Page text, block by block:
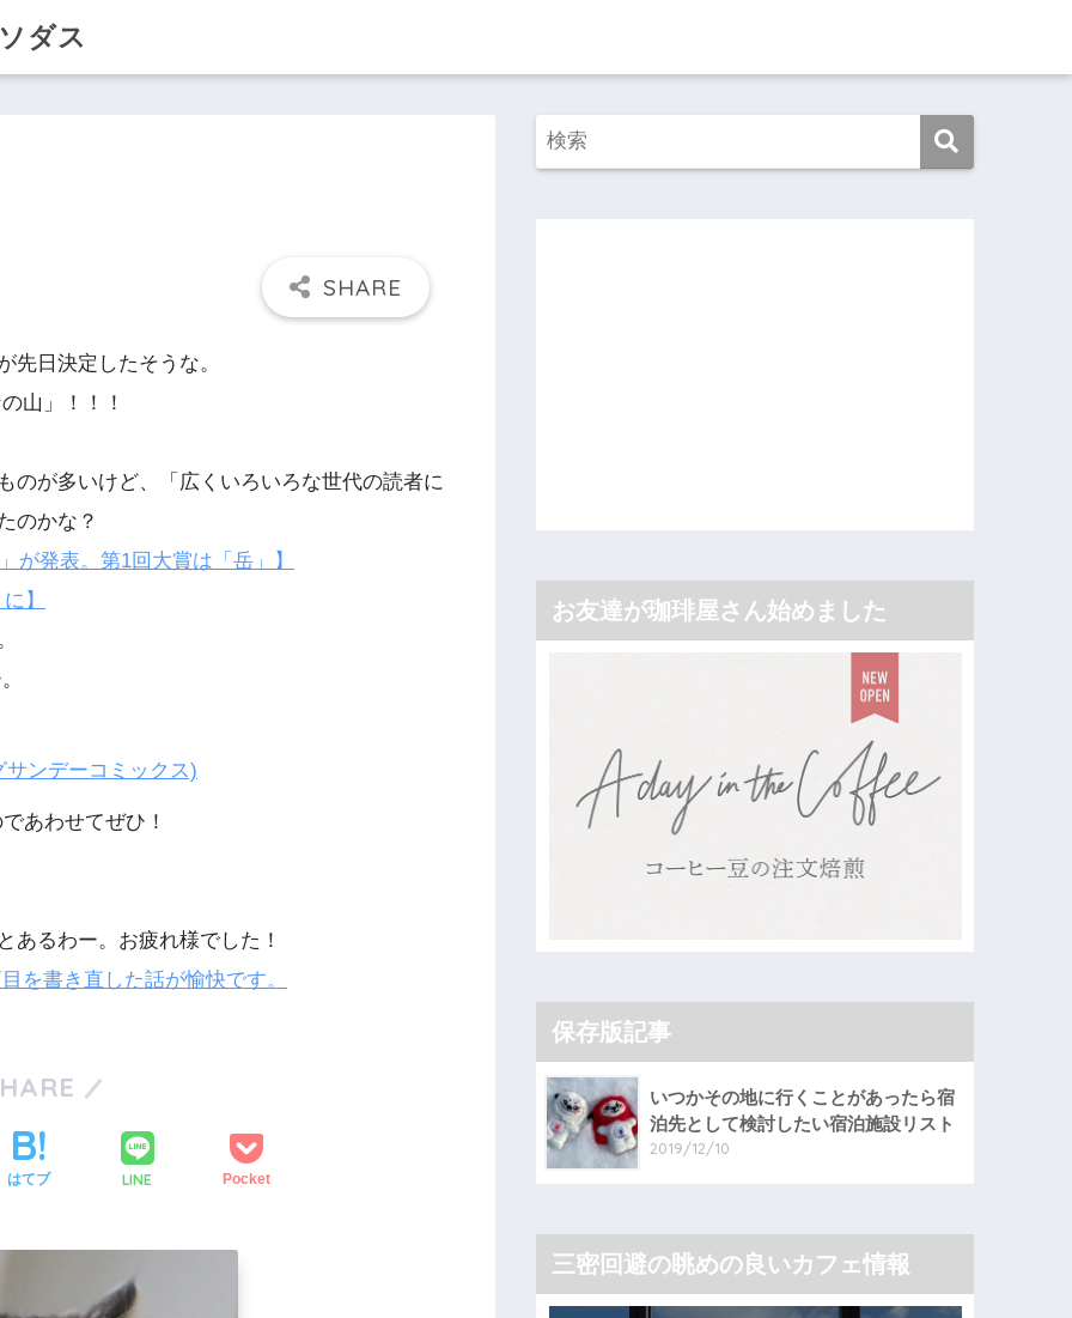
ダス
先日決定したそうな。
山」！！！
のが多いけど、「広くいろいろな世代の読者に
のかな？
が発表。第1回大賞は「岳」】
】
あわせてぜひ！
あるわー。お疲れ様でした！
を書き直した話が愉快です。
はてブ LINE Pocket
お友達が珈琲屋さん始めました
保存版記事
いつかその地に行くことがあったら宿
泊先として検討したい宿泊施設リスト
2019/12/10
三密回避の眺めの良いカフェ情報